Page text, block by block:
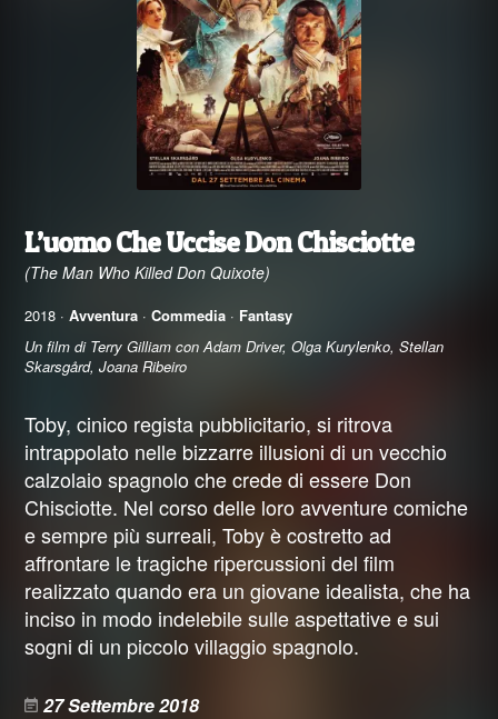
L’uomo Che Uccise Don Chisciotte
(The Man Who Killed Don Quixote)
2018 · Avventura ·Commedia · Fantasy
Un film di Terry Gilliam con Adam Driver, Olga Kurylenko, Stellan
Skarsgård, Joana Ribeiro
Toby, cinico regista pubblicitario, si ritrova
intrappolato nelle bizzarre illusioni di un vecchio
calzolaio spagnolo che crede di essere Don
Chisciotte. Nel corso delle loro avventure comiche
e sempre più surreali, Toby è costretto ad
affrontare le tragiche ripercussioni del film
realizzato quando era un giovane idealista, che ha
inciso in modo indelebile sulle aspettative e sui
sogni di un piccolo villaggio spagnolo.
27 Settembre 2018